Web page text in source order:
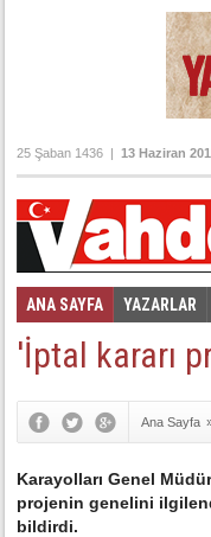
25 Şaban 1436 | 13 Haziran
ANA SAYFA YAZARLAR
Foto Galeri
'İptal kararı
Ana Sayfa
Karayolları Genel
projenin genelini
bildirdi.